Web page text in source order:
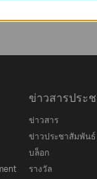
ข่าวสารประ
ข่าวสาร
ข่าวประชาสัมพันธ์
บล็อก
รางวัล